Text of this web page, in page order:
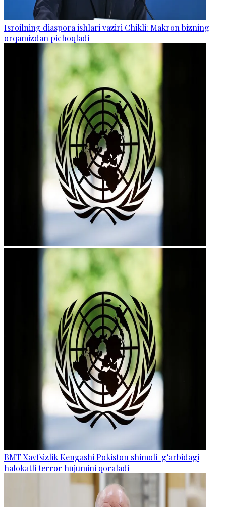
Isroilning diaspora ishlari vaziri Chikli: Makron bizning
orqamizdan pichoqladi
BMT Xavfsizlik Kengashi Pokiston shimoli-g‘arbidagi
halokatli terror hujumini qoraladi